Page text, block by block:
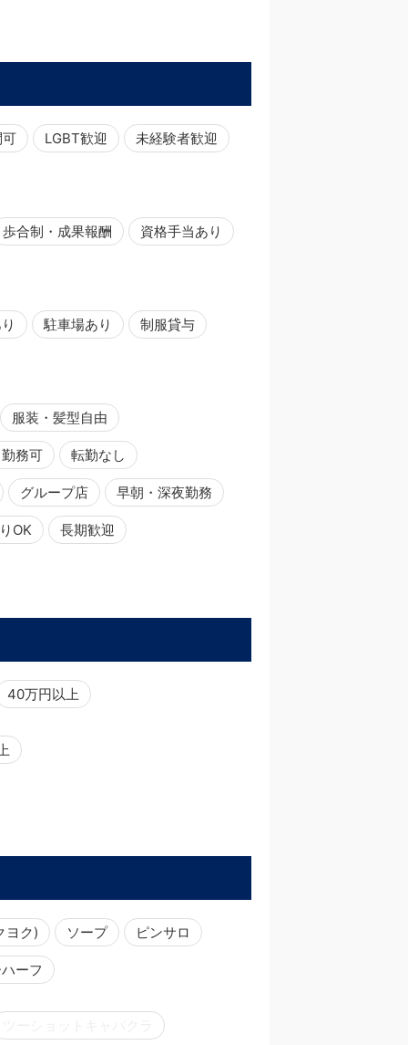
LGBT歓迎 未経験者歓迎
歩合制・成果報酬 資格手当あり
駐車場あり 制服貸与
服装・髪型自由
務可 転勤なし
グループ店 早朝・深夜勤務
OK 長期歓迎
40万円以上
ヨク) ソープ ピンサロ
ーフ